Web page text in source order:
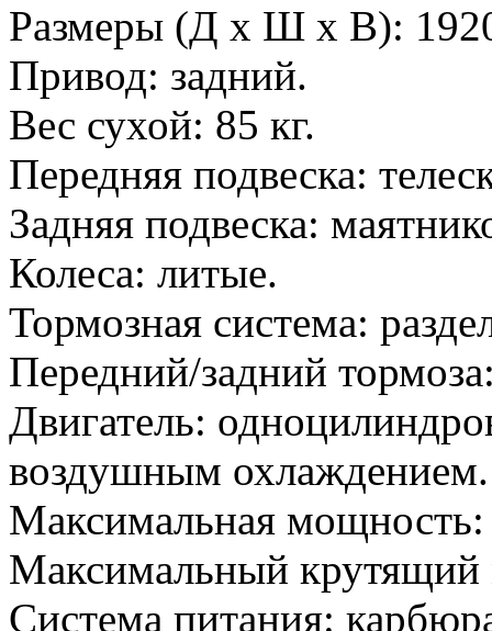
Размеры (Д x Ш x В):
Привод: задний.
Вес сухой: 85 кг.
Передняя подвеска:
Задняя подвеска:
Колеса: литые.
Тормозная система:
Передний/задний
Двигатель:
воздушным охлаждением.
Максимальная
Максимальный
Система питания: